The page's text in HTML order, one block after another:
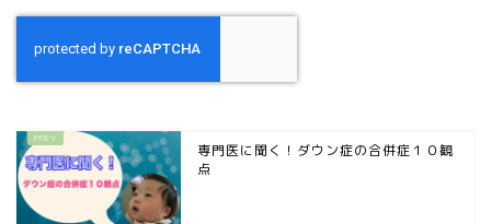
専門医に聞く！ダウン症の合併症１０観
点